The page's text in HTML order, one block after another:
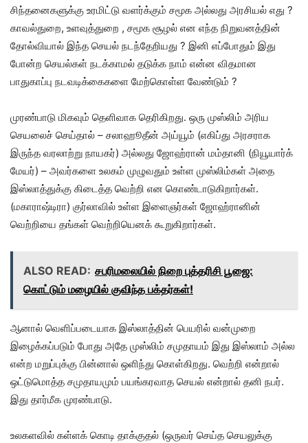
சிந்தனைகளுக்கு உரமிட்டு வளர்க்கும் சமூக அல்லது அரசியல் எது ?
காவல்துறை, உளவுத்துறை , சமூக சூழல் என எந்த நிறுவனத்தின்
தோல்வியால் இந்த செயல் நடந்தேறியது ? இனி எப்போதும் இது
போன்ற செயல்கள் நடக்காமல் தடுக்க நாம் என்ன விதமான
பாதுகாப்பு நடவடிக்கைகளை மேற்கொள்ள வேண்டும் ?
முரண்பாடு மிகவும் தெளிவாக தெரிகிறது. ஒரு முஸ்லிம் அரிய
செயலைச் செய்தால் – சலாஹூதீன் அய்யூம் (எகிப்து அரசராக
இருந்த வரலாற்று நாயகர்) அல்லது ஜோஹ்ரான் மம்தானி (நியூயார்க்
மேயர்) – அவர்களை உலகம் முழுவதும் உள்ள முஸ்லிம்கள் அதை
இஸ்லாத்துக்கு கிடைத்த வெற்றி என கொண்டாடுகிறார்கள்.
(மகாராஷ்டிரா) குர்லாவில் உள்ள இளைஞர்கள் ஜோஹ்ரானின்
வெற்றியை தங்கள் வெற்றியெனக் கூறுகிறார்கள்.
ALSO READ: சபரிமலையில் நிறை புத்தரிசி பூஜை:
கொட்டும் மழையில் குவிந்த பக்தர்கள்!
ஆனால் வெளிப்படையாக இஸ்லாத்தின் பெயரில் வன்முறை
இழைக்கப்படும் போது அதே முஸ்லிம் சமுதாயம் இது இஸ்லாம் அல்ல
என்ற மறுப்புக்கு பின்னால் ஒளிந்து கொள்கிறது. வெற்றி என்றால்
ஒட்டுமொத்த சமுதாயமும் பயங்கரவாத செயல் என்றால் தனி நபர்.
இது தார்மீக முரண்பாடு.
உலகளவில் கள்ளக் கொடி தாக்குதல் (ஒருவர் செய்த செயலுக்கு